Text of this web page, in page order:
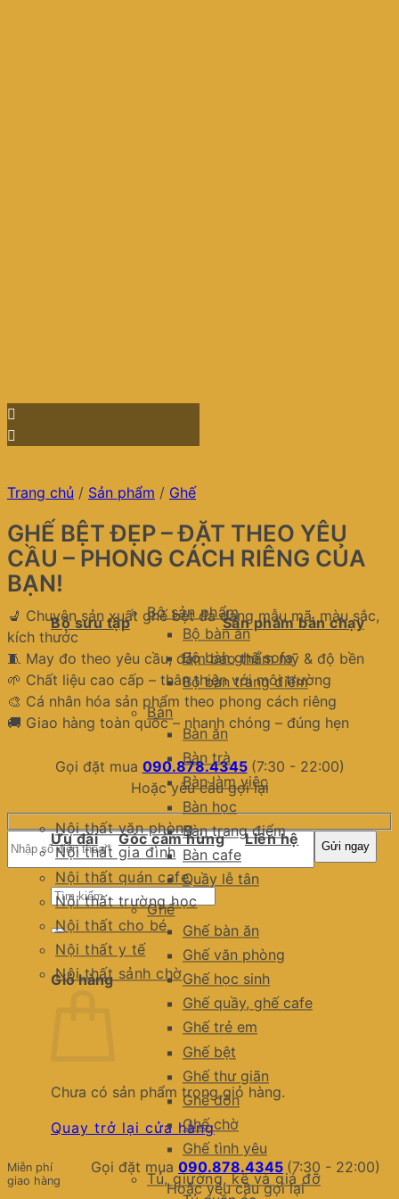
Bộ sản phẩm
Bộ bàn ăn
Bộ bàn ghế sofa
Bộ bàn trang điểm
Bàn
Bàn ăn
Bàn trà
Bàn làm việc
Bàn học
Bàn trang điểm
Bàn cafe
Quầy lễ tân
Ghế
Ghế bàn ăn
Ghế văn phòng
Ghế học sinh
Ghế quầy, ghế cafe
Ghế trẻ em
Ghế bệt
Ghế thư giãn
Ghế đôn
Ghế chờ
Ghế tình yêu
Tủ, giường, kệ và giá đỡ
Bộ sưu tập
Nội thất văn phòng
Nội thất gia đình
Nội thất quán cafe
Nội thất trường học
Nội thất cho bé
Nội thất y tế
Nội thất sảnh chờ
Sản phẩm bán chạy
Ưu đãi Góc cảm hứng Liên hệ
Tìm
kiếm:
Giỏ hàng
Chưa có sản phẩm trong giỏ hàng.
Quay trở lại cửa hàng
Gọi đặt mua 090.878.4345 (7:30 - 22:00)
Hoặc yêu cầu gọi lại
Trang chủ / Sản phẩm / Ghế
GHẾ BỆT ĐẸP – ĐẶT THEO YÊU
CẦU – PHONG CÁCH RIÊNG CỦA
BẠN!
💺 Chuyên sản xuất ghế bệt đa dạng mẫu mã, màu sắc,
kích thước
🧵 May đo theo yêu cầu, đảm bảo thẩm mỹ & độ bền
🌱 Chất liệu cao cấp – thân thiện với môi trường
🎨 Cá nhân hóa sản phẩm theo phong cách riêng
🚚 Giao hàng toàn quốc – nhanh chóng – đúng hẹn
Gọi đặt mua 090.878.4345 (7:30 - 22:00)
Hoặc yêu cầu gọi lại
Miễn phí
giao hàng